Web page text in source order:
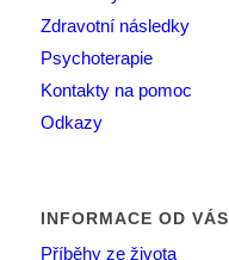
Zdravotní následky
Psychoterapie
Kontakty na pomoc
Odkazy
INFORMACE OD VÁS
Příběhy ze života